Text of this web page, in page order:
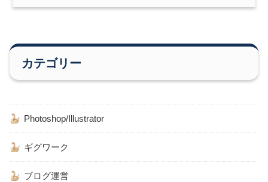
カテゴリー
Photoshop/Illustrator
ギグワーク
ブログ運営